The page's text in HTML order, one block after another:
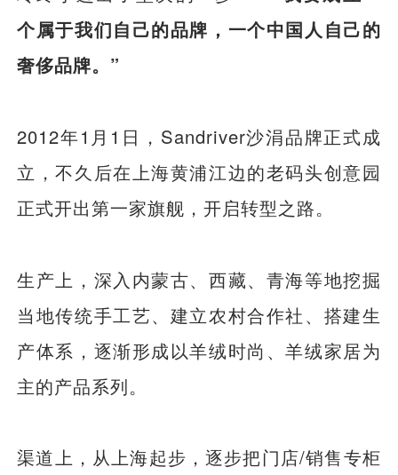
个属于我们自己的品牌，一个中国人自己的
奢侈品牌。”
2012年1月1日，Sandriver沙涓品牌正式成
立，不久后在上海黄浦江边的老码头创意园
正式开出第一家旗舰，开启转型之路。
生产上，深入内蒙古、西藏、青海等地挖掘
当地传统手工艺、建立农村合作社、搭建生
产体系，逐渐形成以羊绒时尚、羊绒家居为
主的产品系列。
渠道上，从上海起步，逐步把门店/销售专柜